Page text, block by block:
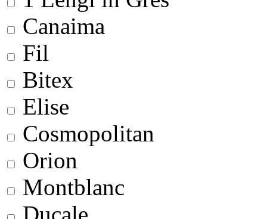
Canaima
Fil
Bitex
Elise
Cosmopolitan
Orion
Montblanc